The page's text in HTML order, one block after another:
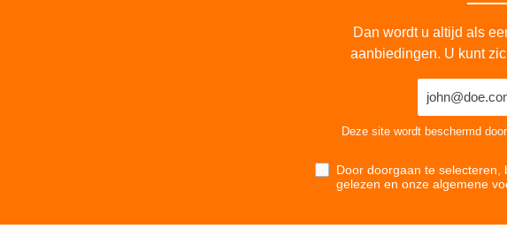
Dan wordt u altijd als
aanbiedingen. U kunt
Deze site wordt beschermd
Door doorgaan te selecteren,
gelezen en onze algemene